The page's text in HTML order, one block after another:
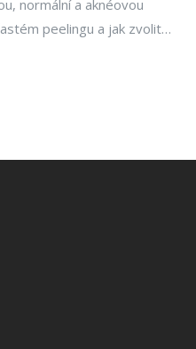
normální a aknéovou
peelingu a jak zvolit